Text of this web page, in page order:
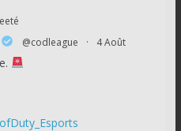
@codleague · 4 Août